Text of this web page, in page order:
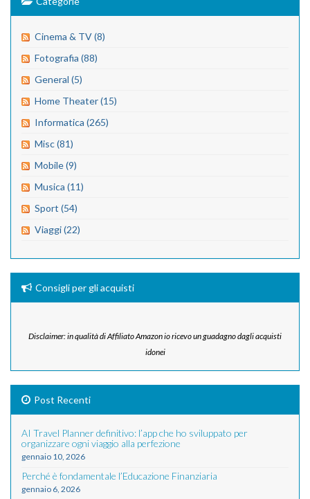
Cinema & TV (8)
Fotografia (88)
General (5)
Home Theater (15)
Informatica (265)
Misc (81)
Mobile (9)
Musica (11)
Sport (54)
Viaggi (22)
Consigli per gli acquisti
Disclaimer: in qualità di Affiliato Amazon io ricevo un guadagno dagli acquisti
idonei
Post Recenti
AI Travel Planner definitivo: l’app che ho sviluppato per
organizzare ogni viaggio alla perfezione
gennaio 10, 2026
Perché è fondamentale l’Educazione Finanziaria
gennaio 6, 2026